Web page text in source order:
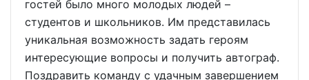
гостей было много молодых людей –
студентов и школьников. Им представилась
уникальная возможность задать героям
интересующие вопросы и получить автограф.
Поздравить команду с удачным завершением